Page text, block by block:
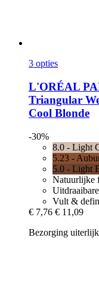
3 opties
L'ORÉAL
Triangular
Cool Blonde
-30%
8.0 - Light
5.23 -
5.0 - Light
Natuurlijke
Vult &
€ 7,76 € 11,09
Bezorging